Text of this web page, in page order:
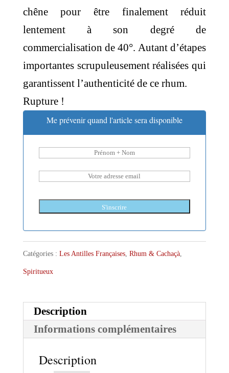
chêne pour être finalement réduit
lentement à son degré de
commercialisation de 40°. Autant d’étapes
importantes scrupuleusement réalisées qui
garantissent l’authenticité de ce rhum.
Rupture !
Me prévenir quand l'article sera disponible
S'inscrire
Catégories : Les Antilles Françaises, Rhum & Cachaçà,
Spiritueux
Description
Informations complémentaires
Description